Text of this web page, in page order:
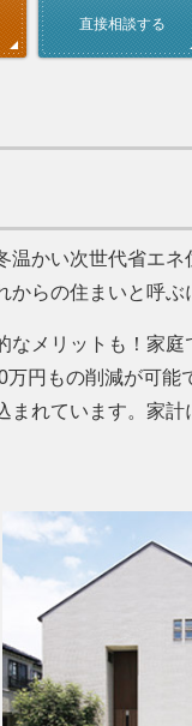
直接相談する
温かい次世代省エ
からの住まいと呼ぶ
なメリットも！家
円もの削減が可
まれています。家